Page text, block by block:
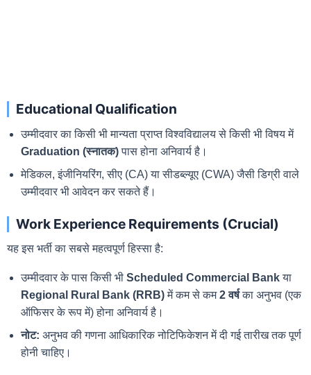
Educational Qualification
उम्मीदवार का किसी भी मान्यता प्राप्त विश्वविद्यालय से किसी भी विषय में
Graduation (स्नातक)पास होना अनिवार्य है।
मेडिकल, इंजीनियरिंग, सीए (CA) या सीडब्ल्यूए (CWA) जैसी डिग्री वाले
उम्मीदवार भी आवेदन कर सकते हैं।
Work Experience Requirements (Crucial)
यह इस भर्ती का सबसे महत्वपूर्ण हिस्सा है:
उम्मीदवार के पास किसी भी Scheduled Commercial Bankया
Regional Rural Bank (RRB)में कम से कम2 वर्षका अनुभव (एक
ऑफिसर के रूप में) होना अनिवार्य है।
नोट: अनुभव की गणना आधिकारिक नोटिफिकेशन में दी गई तारीख तक पूर्ण
होनी चाहिए।